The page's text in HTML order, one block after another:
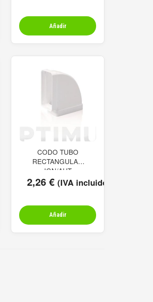
Añadir
CODO TUBO
RECTANGULAR
IGN/AUT
2,26€ (IVA incluido)
Añadir